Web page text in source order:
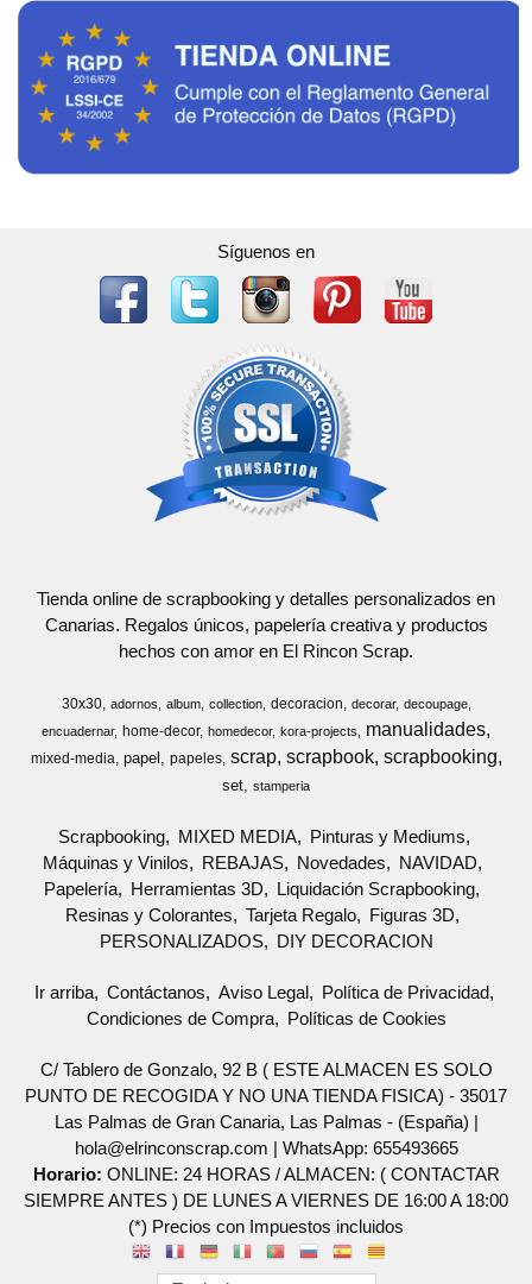
Síguenos en
Tienda online de scrapbooking y detalles personalizados en
Canarias. Regalos únicos, papelería creativa y productos
hechos con amor en El Rincon Scrap.
30x30 adornos album collection decoracion decorar
decoupage
encuadernar home-decor homedecor kora-projects manualidades
mixed-media papel papeles scrap scrapbook scrapbooking
set stamperia
Scrapbooking MIXED MEDIA
Pinturas y Mediums
Máquinas y Vinilos
REBAJAS Novedades
NAVIDAD
Papelería
Herramientas 3D
Liquidación Scrapbooking
Resinas y Colorantes
Tarjeta Regalo
Figuras 3D
PERSONALIZADOS
DIY DECORACION
Ir arriba Contáctanos Aviso Legal
Política de Privacidad
Condiciones de Compra
Políticas de Cookies
C/ Tablero de Gonzalo, 92 B ( ESTE ALMACEN ES SOLO
PUNTO DE RECOGIDA Y NO UNA TIENDA FISICA) - 35017
Las Palmas de Gran Canaria, Las Palmas - (España) |
hola@elrinconscrap.com | WhatsApp: 655493665
Horario: ONLINE: 24 HORAS / ALMACEN: ( CONTACTAR
SIEMPRE ANTES ) DE LUNES A VIERNES DE 16:00 A 18:00
(*) Precios con Impuestos incluidos